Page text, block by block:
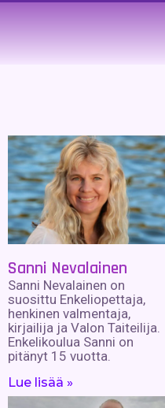
Sanni Nevalainen
Sanni Nevalainen on
suosittu Enkeliopettaja,
henkinen valmentaja,
kirjailija ja Valon Taiteilija.
Enkelikoulua Sanni on
pitänyt 15 vuotta.
Lue lisää »